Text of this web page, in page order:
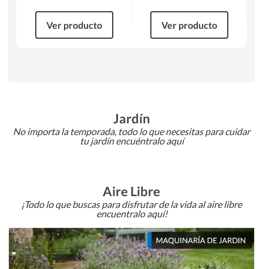
Ver producto Ver producto
Jardín
No importa la temporada, todo lo que necesitas para cuidar
tu jardín encuéntralo aquí
Aire Libre
¡Todo lo que buscas para disfrutar de la vida al aire libre
encuentralo aquí!